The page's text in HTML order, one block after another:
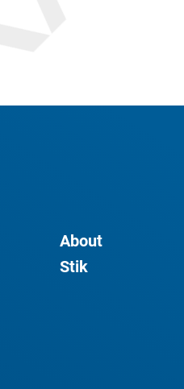
About
Stik